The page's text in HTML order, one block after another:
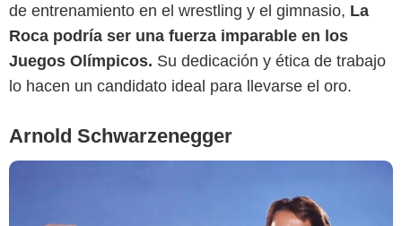
de entrenamiento en el wrestling y el gimnasio, La
Roca podría ser una fuerza imparable en los
Juegos Olímpicos. Su dedicación y ética de trabajo
lo hacen un candidato ideal para llevarse el oro.
Arnold Schwarzenegger